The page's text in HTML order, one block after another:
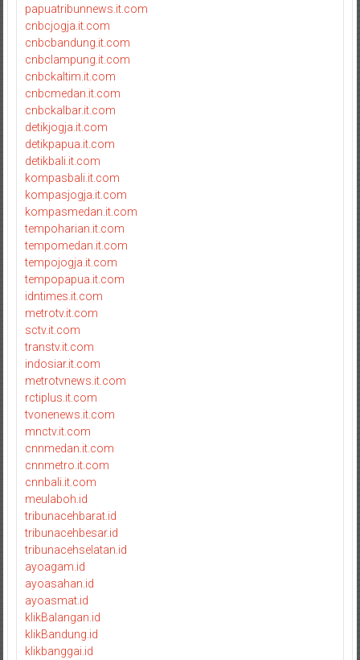
papuatribunnews.it.com
cnbcjogja.it.com
cnbcbandung.it.com
cnbclampung.it.com
cnbckaltim.it.com
cnbcmedan.it.com
cnbckalbar.it.com
detikjogja.it.com
detikpapua.it.com
detikbali.it.com
kompasbali.it.com
kompasjogja.it.com
kompasmedan.it.com
tempoharian.it.com
tempomedan.it.com
tempojogja.it.com
tempopapua.it.com
idntimes.it.com
metrotv.it.com
sctv.it.com
transtv.it.com
indosiar.it.com
metrotvnews.it.com
rctiplus.it.com
tvonenews.it.com
mnctv.it.com
cnnmedan.it.com
cnnmetro.it.com
cnnbali.it.com
meulaboh.id
tribunacehbarat.id
tribunacehbesar.id
tribunacehselatan.id
ayoagam.id
ayoasahan.id
ayoasmat.id
klikBalangan.id
klikBandung.id
klikbanggai.id